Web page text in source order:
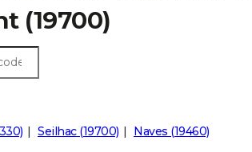
(19700)
Seilhac (19700) Naves (19460)